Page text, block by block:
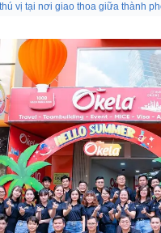
vị tại nơi giao thoa giữa thành